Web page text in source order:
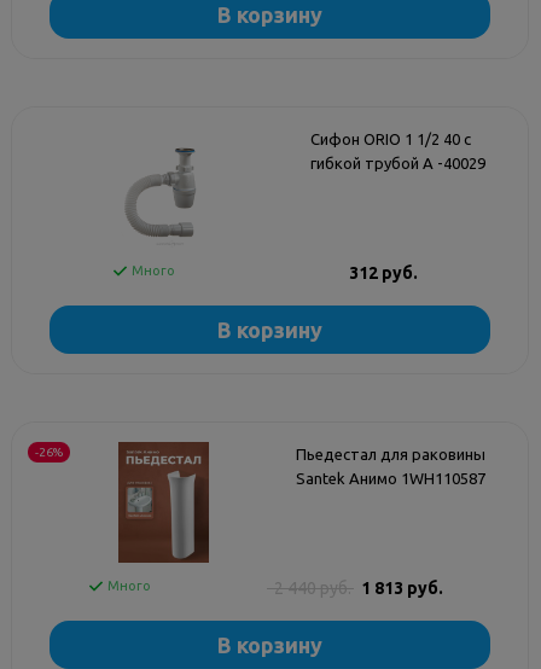
В корзину
Сифон ORIO 1 1/2 40 с
гибкой трубой A -40029
Много 312 руб.
В корзину
-26%
Пьедестал для раковины
Santek Анимо 1WH110587
Много 2 440 руб. 1 813 руб.
В корзину